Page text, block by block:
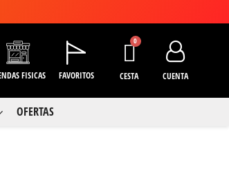
FISICAS FAVORITOS CESTA CUENTA
OFERTAS